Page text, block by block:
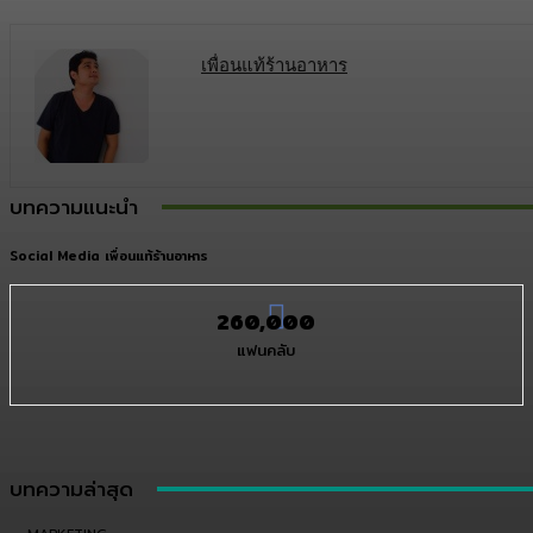
เพื่อนแท้ร้านอาหาร
บทความแนะนำ
Social Media เพื่อนแท้ร้านอาหาร
260,000
แฟนคลับ
บทความล่าสุด